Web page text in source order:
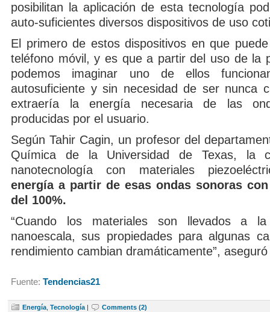
posibilitan la aplicación de esta tecnología
auto-suficientes diversos dispositivos de uso
El primero de estos dispositivos en que
teléfono móvil, y es que a partir del uso de la
podemos imaginar uno de ellos
autosuficiente y sin necesidad de ser nunca
extraería la energía necesaria de las
producidas por el usuario.
Según Tahir Cagin, un profesor del
Química de la Universidad de Texas, la
nanotecnología con materiales
energía a partir de esas ondas sonoras
del 100%.
“Cuando los materiales son llevados a
nanoescala, sus propiedades para algunas
rendimiento cambian dramáticamente”,
Fuente: Tendencias21
Energía Tecnología | Comments (2)